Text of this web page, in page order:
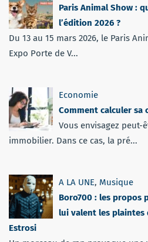
Paris Animal Show :
l’édition 2026 ?
Du 13 au 15 mars 2026, le Paris
Expo Porte de V...
Economie
Comment calculer sa
Vous envisagez peut-
immobilier. Dans ce cas, la pré...
A LA UNE, Musique
Boro700 : les propos
lui valent les plaintes
Estrosi